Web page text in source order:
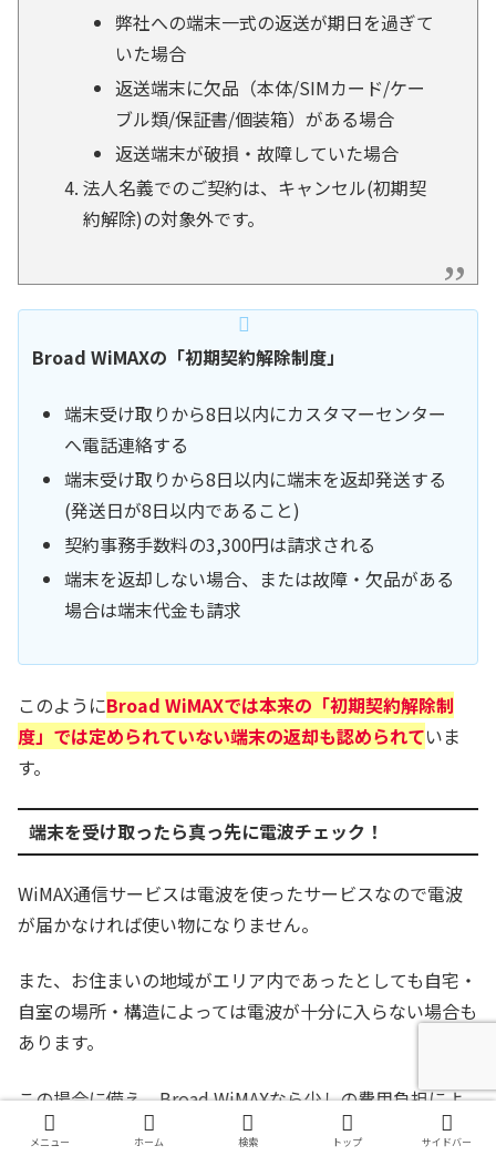
弊社への端末一式の返送が期日を過ぎて
いた場合
返送端末に欠品（本体/SIMカード/ケー
ブル類/保証書/個装箱）がある場合
返送端末が破損・故障していた場合
法人名義でのご契約は、キャンセル(初期契
約解除)の対象外です。
Broad WiMAXの「初期契約解除制度」
端末受け取りから8日以内にカスタマーセンター
へ電話連絡する
端末受け取りから8日以内に端末を返却発送する
(発送日が8日以内であること)
契約事務手数料の3,300円は請求される
端末を返却しない場合、または故障・欠品がある
場合は端末代金も請求
このようにBroad WiMAXでは本来の「初期契約解除制
度」では定められていない端末の返却も認められていま
す。
端末を受け取ったら真っ先に電波チェック！
WiMAX通信サービスは電波を使ったサービスなので電波
が届かなければ使い物になりません。
また、お住まいの地域がエリア内であったとしても自宅・
自室の場所・構造によっては電波が十分に入らない場合も
あります。
この場合に備え、Broad WiMAXなら少しの費用負担によ
り通信サービスの契約解除と同時に端末の返却(支払い不
メニュー ホーム 検索 トップ サイドバー